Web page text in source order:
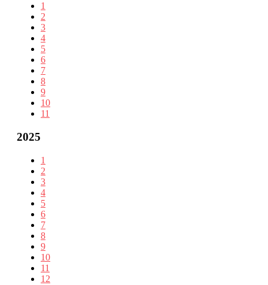
1
2
3
4
5
6
7
8
9
10
11
2025
1
2
3
4
5
6
7
8
9
10
11
12